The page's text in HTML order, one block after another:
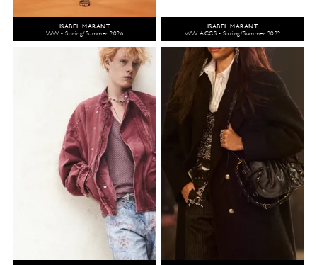
ISABEL MARANT
WW - Spring/Summer 2026
ISABEL MARANT
WW ACCS - Spring/Summer 2022